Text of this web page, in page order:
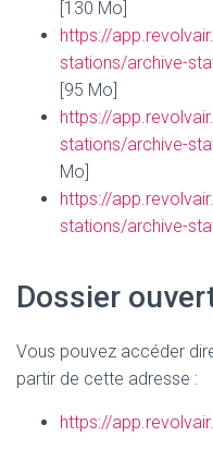
[130 Mo]
https://
stations/archive-
[95 Mo]
https://
stations/archive-
Mo]
https://
stations/archive-
Dossier
Vous pouvez accéder
partir de cette adresse :
https://